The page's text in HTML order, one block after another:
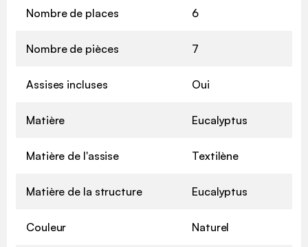
Nombre de places 6
Nombre de pièces 7
Assises incluses Oui
Matière Eucalyptus
Matière de l'assise Textilène
Matière de la structure Eucalyptus
Couleur Naturel